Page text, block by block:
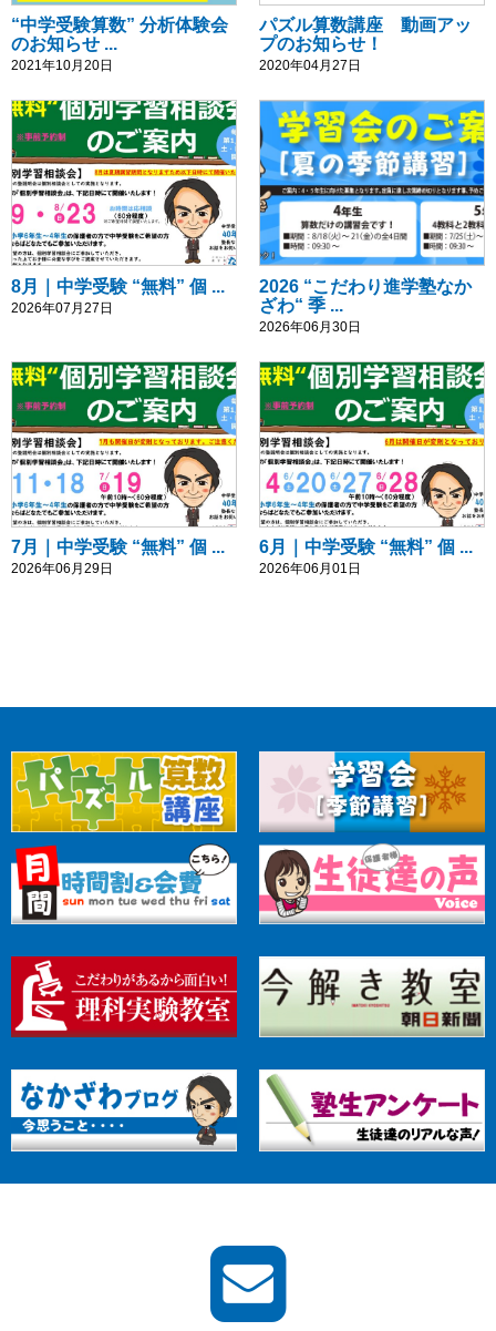
“中学受験算数” 分析体験会
のお知らせ ...
2021年10月20日
パズル算数講座 動画アッ
プのお知らせ！
2020年04月27日
8月｜中学受験 “無料” 個 ...
2026年07月27日
2026 “こだわり進学塾なか
ざわ“ 季 ...
2026年06月30日
7月｜中学受験 “無料” 個 ...
2026年06月29日
6月｜中学受験 “無料” 個 ...
2026年06月01日